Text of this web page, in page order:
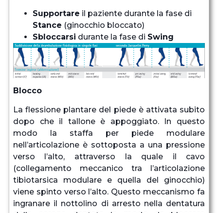
Supportare il paziente durante la fase di
Stance (ginocchio bloccato)
Sbloccarsi durante la fase di Swing
Blocco
La flessione plantare del piede è attivata subito
dopo che il tallone è appoggiato. In questo
modo la staffa per piede modulare
nell’articolazione è sottoposta a una pressione
verso l’alto, attraverso la quale il cavo
(collegamento meccanico tra l’articolazione
tibiotarsica modulare e quella del ginocchio)
viene spinto verso l’alto. Questo meccanismo fa
ingranare il nottolino di arresto nella dentatura